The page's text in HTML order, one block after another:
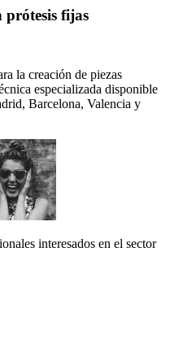
prótesis fijas
la creación de piezas
especializada disponible
Barcelona, Valencia y
interesados en el sector